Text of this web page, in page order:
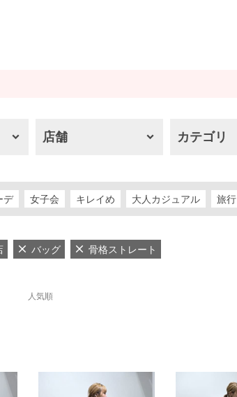
店舗 カテゴリ
デ 女子会 キレイめ 大人カジュアル 旅行
バッグ 骨格ストレート
人気順